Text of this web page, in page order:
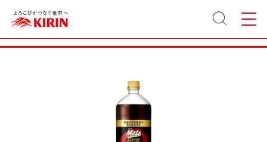
サイト
内検索
メニュ
ー
キリン メッツ コーラ 1500ml ペットボトル